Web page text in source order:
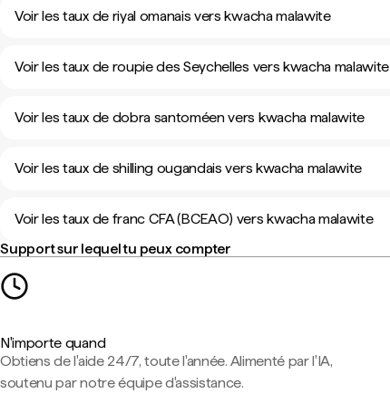
Voir les taux de riyal omanais vers kwacha malawite
Voir les taux de roupie des Seychelles vers kwacha malawite
Voir les taux de dobra santoméen vers kwacha malawite
Voir les taux de shilling ougandais vers kwacha malawite
Voir les taux de franc CFA (BCEAO) vers kwacha malawite
Support sur lequel tu peux compter
N'importe quand
Obtiens de l'aide 24/7, toute l'année. Alimenté par l'IA,
soutenu par notre équipe d'assistance.